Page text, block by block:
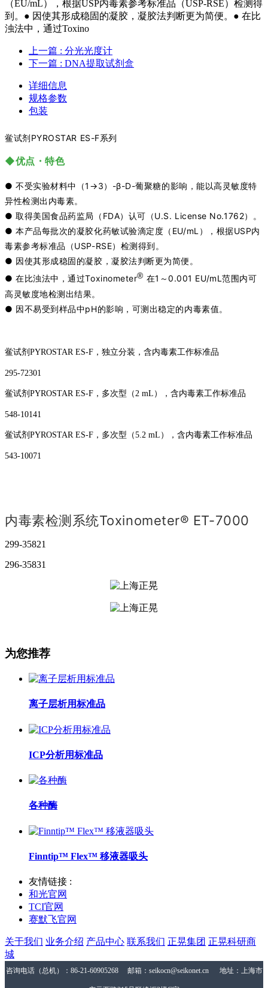
（EU/mL），根据USP内毒素参考标准品（USP-RSE）检测得
到。● 因使其形成稳固的凝胶，凝胶法判断更为简便。● 在比
浊法中，通过Toxino
上一篇 : 分光光度计
下一篇 : DNA提取试剂盒
详细信息
规格参数
包装
鲎试剂PYROSTAR ES-F系列
◆优点・特色
● 不受实验材料中（1→3）-β-D-葡聚糖的影响，能以高灵敏度特
异性检测出内毒素。
● 取得美国食品药监局（FDA）认可（U.S. License No.1762）。
● 本产品每批次的凝胶化药敏试验滴定度（EU/mL），根据USP内
毒素参考标准品（USP-RSE）检测得到。
● 因使其形成稳固的凝胶，凝胶法判断更为简便。
● 在比浊法中，通过Toxinometer® 在1～0.001 EU/mL范围内可
高灵敏度地检测出结果。
● 因不易受到样品中pH的影响，可测出稳定的内毒素值。
鲎试剂PYROSTAR ES-F，独立分装，含内毒素工作标准品
295-72301
鲎试剂PYROSTAR ES-F，多次型（2 mL），含内毒素工作标准品
548-10141
鲎试剂PYROSTAR ES-F，多次型（5.2 mL），含内毒素工作标准品
543-10071
内毒素检测系统Toxinometer® ET-7000
299-35821
296-35831
为您推荐
离子层析用标准品
ICP分析用标准品
各种酶
Finntip™ Flex™ 移液器吸头
友情链接 :
和光官网
TCI官网
赛默飞官网
关于我们 业务介绍 产品中心 联系我们 正晃集团 正晃科研商
城
咨询电话（总机）：86-21-60905268 邮箱：seikocn@seikonet.cn 地址：上海市